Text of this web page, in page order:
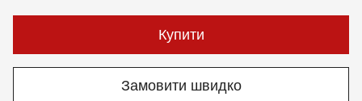
Купити
Замовити швидко